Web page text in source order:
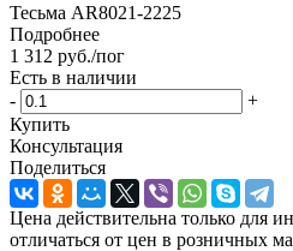
Тесьма AR8021-2225
Подробнее
1 312 руб./пог
Есть в наличии
-
+
Купить
Консультация
Поделиться
Цена действительна только для
отличаться от цен в розничных